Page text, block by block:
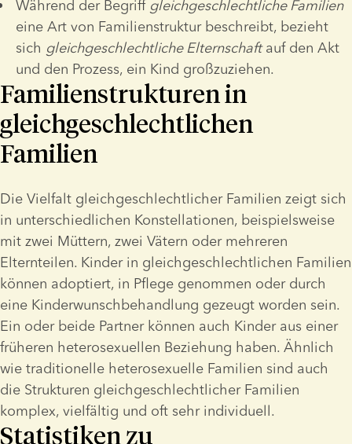
Während der Begriff gleichgeschlechtliche Familien
eine Art von Familienstruktur beschreibt, bezieht
sich gleichgeschlechtliche Elternschaft auf den Akt
und den Prozess, ein Kind großzuziehen.
Familienstrukturen in
gleichgeschlechtlichen
Familien
Die Vielfalt gleichgeschlechtlicher Familien zeigt sich
in unterschiedlichen Konstellationen, beispielsweise
mit zwei Müttern, zwei Vätern oder mehreren
Elternteilen. Kinder in gleichgeschlechtlichen Familien
können adoptiert, in Pflege genommen oder durch
eine Kinderwunschbehandlung gezeugt worden sein.
Ein oder beide Partner können auch Kinder aus einer
früheren heterosexuellen Beziehung haben. Ähnlich
wie traditionelle heterosexuelle Familien sind auch
die Strukturen gleichgeschlechtlicher Familien
komplex, vielfältig und oft sehr individuell.
Statistiken zu